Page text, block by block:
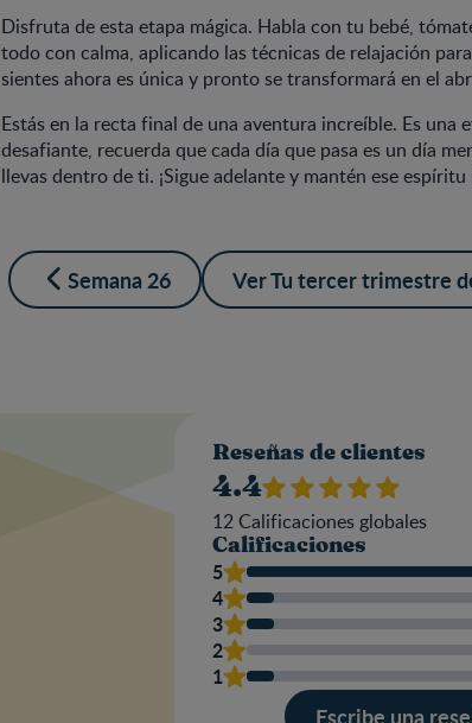
Disfruta de esta etapa mágica. Habla con tu bebé,
todo con calma, aplicando las técnicas de relajación
sientes ahora es única y pronto se transformará en el
Estás en la recta final de una aventura increíble. Es una
desafiante, recuerda que cada día que pasa es un día
llevas dentro de ti. ¡Sigue adelante y mantén ese
Semana 26 Ver Tu tercer trimestre
Reseñas de clientes
4.4
12Calificaciones globales
Calificaciones
5
4
3
2
1
Escribe una